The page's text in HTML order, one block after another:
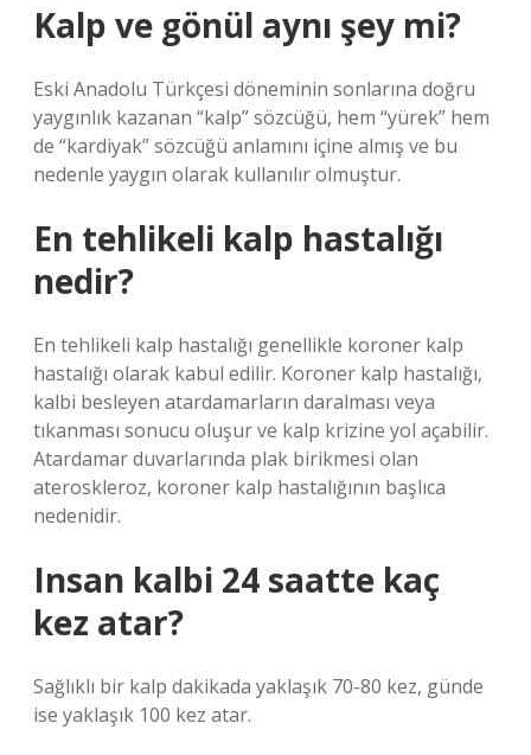
Kalp ve gönül aynı şey mi?
Eski Anadolu Türkçesi döneminin sonlarına doğru
yaygınlık kazanan “kalp” sözcüğü, hem “yürek” hem
de “kardiyak” sözcüğü anlamını içine almış ve bu
nedenle yaygın olarak kullanılır olmuştur.
En tehlikeli kalp hastalığı
nedir?
En tehlikeli kalp hastalığı genellikle koroner kalp
hastalığı olarak kabul edilir. Koroner kalp hastalığı,
kalbi besleyen atardamarların daralması veya
tıkanması sonucu oluşur ve kalp krizine yol açabilir.
Atardamar duvarlarında plak birikmesi olan
ateroskleroz, koroner kalp hastalığının başlıca
nedenidir.
Insan kalbi 24 saatte kaç
kez atar?
Sağlıklı bir kalp dakikada yaklaşık 70-80 kez, günde
ise yaklaşık 100 kez atar.